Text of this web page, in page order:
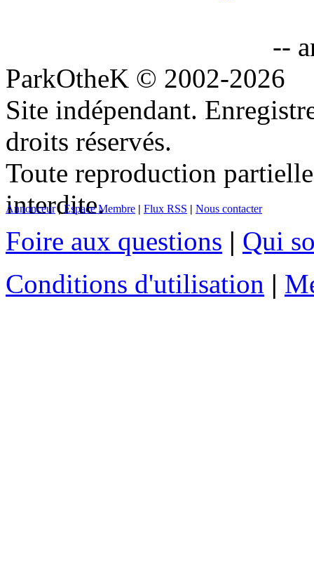
--
ParkOtheK © 2002-2026
Site indépendant.
droits réservés.
Toute reproduction
interdite.
Annonceur| Espace Membre | Flux RSS | Nous contacter
Foire aux questions | Qui
Conditions d'utilisation |